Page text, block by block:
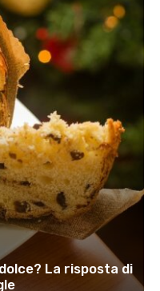
La risposta di